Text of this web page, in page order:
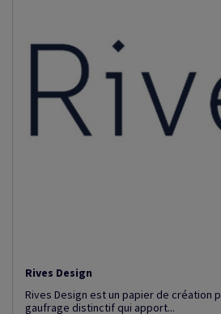
Rives Design
Rives Design est un papier de création
gaufrage distinctif qui apport...